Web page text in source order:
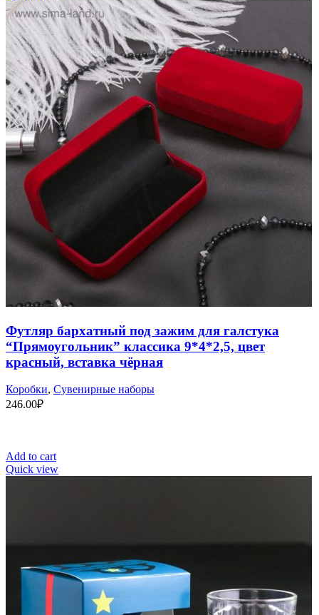
Футляр бархатный под зажим для галстука
“Прямоугольник” классика 9*4*2,5, цвет
красный, вставка чёрная
Коробки, Сувенирные наборы
246.00₽
Add to cart
Quick view